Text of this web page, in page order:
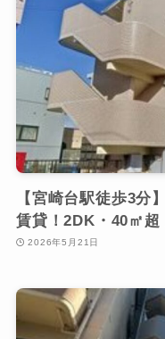
【宮崎台駅徒歩3分
賃貸！2DK・40㎡
2026年5月21日